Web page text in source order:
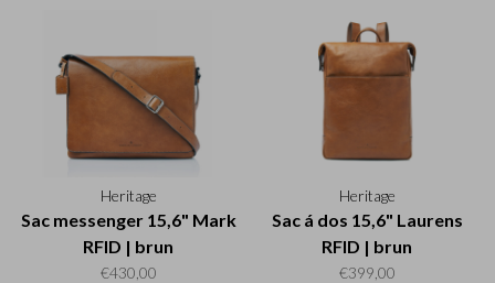
Heritage
Sac messenger 15,6" Mark
RFID | brun
€430,00
Heritage
Sac á dos 15,6" Laurens
RFID | brun
€399,00